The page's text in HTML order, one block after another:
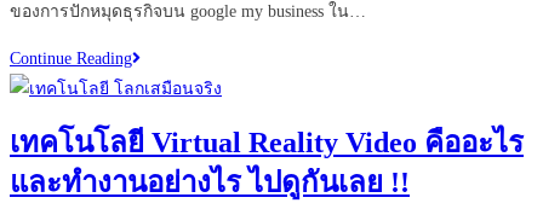
ของการปักหมุดธุรกิจบน google my business ใน…
Continue Reading8
ขั้น
การ
ปัก
เทคโนโลยี Virtual Reality Video คืออะไร
และทำงานอย่างไร ไปดูกันเลย !!